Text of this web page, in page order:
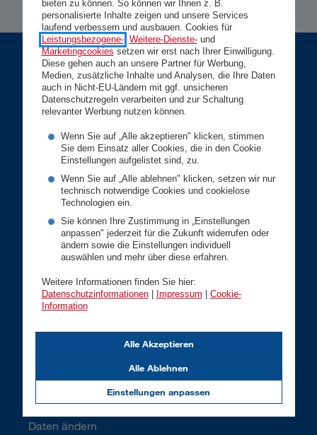
bieten zu können. So können wir Ihnen z. B.
personalisierte Inhalte zeigen und unsere Services
laufend verbessern und ausbauen. Cookies für
Leistungsbezogene-, Weitere-Dienste-und
Marketingcookies setzen wir erst nach Ihrer Einwilligung.
Diese gehen auch an unsere Partner für Werbung,
Medien, zusätzliche Inhalte und Analysen, die Ihre Daten
auch in Nicht-EU-Ländern mit ggf. unsicheren
Datenschutzregeln verarbeiten und zur Schaltung
relevanter Werbung nutzen können.
Wenn Sie auf „Alle akzeptieren" klicken, stimmen
Sie dem Einsatz aller Cookies, die in den Cookie
Einstellungen aufgelistet sind, zu.
Wenn Sie auf „Alle ablehnen" klicken, setzen wir nur
technisch notwendige Cookies und cookielose
Technologien ein.
Sie können Ihre Zustimmung in „Einstellungen
anpassen" jederzeit für die Zukunft widerrufen oder
ändern sowie die Einstellungen individuell
auswählen und mehr über diese erfahren.
Weitere Informationen finden Sie hier:
Datenschutzinformationen| Impressum
Cookie-
Information
Einstellungen anpassen
Alle Ablehnen
Alle Akzeptieren
Privatkunden
Gesundheit
Vorsorge
Wohnen
Rechtsschutz
Karriere
Geschäftskunden
Betriebsversicherungen
Vorsorge
Versicherungsfall melden
Meine DONAU
Daten ändern